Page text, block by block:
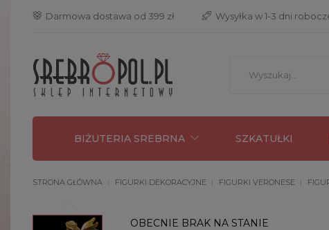
 Darmowa dostawa od 399 zł  Wysyłka w 1-3 dni
BIŻUTERIA SREBRNA SZKATUŁKI
STRONA GŁÓWNA FIGURKI DEKORACYJNE FIGURKI VERONESE
OBECNIE BRAK NA STANIE